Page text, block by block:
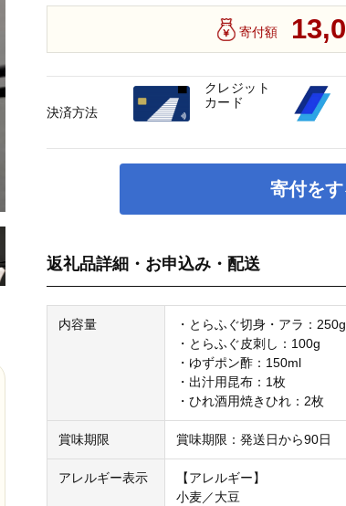
寄付額
寄付をす
返礼品詳細・お申込み・配送
内容量
・とらふぐ切身・アラ：250g
・とらふぐ皮刺し：100g
・ゆずポン酢：150ml
・出汁用昆布：1枚
・ひれ酒用焼きひれ：2枚
賞味期限 賞味期限：発送日から90日
アレルギー表示
【アレルギー】
小麦／大豆
決済方法
クレジット
カード